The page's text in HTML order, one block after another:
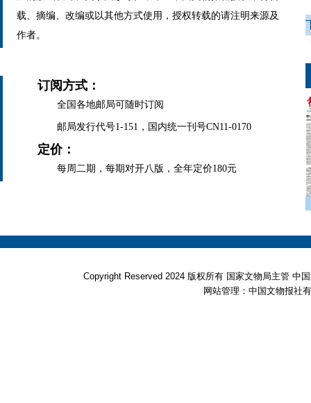
载、摘编、改编或以其他方式使用，授权转载的请注明来源及
作者。
订阅方式：
全国各地邮局可随时订阅
邮局发行代号1-151，国内统一刊号CN11-0170
定价：
每周二期，每期对开八版，全年定价180元
Copyright Reserved 2024 版权所有 国家文物局主管
网站管理：中国文物报社